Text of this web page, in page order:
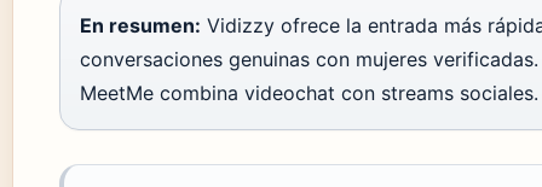
En resumen: Vidizzy ofrece la entrada más
conversaciones genuinas con mujeres
MeetMe combina videochat con streams sociales.